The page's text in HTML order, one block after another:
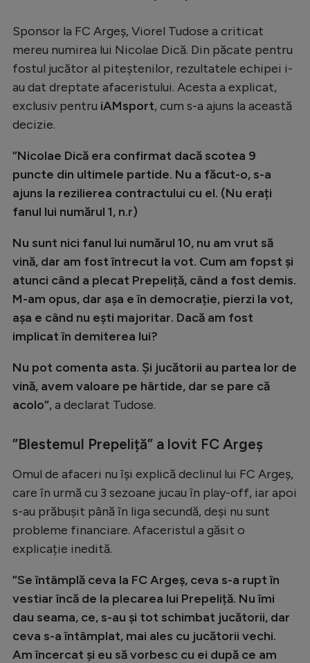
Clasamente
Tenis
Natație
Formula 1
Gimnastică
Rugby
Ciclism
Alte sporturi
JO 2024
JO 2026
Intră în cont
Creează cont
Sponsor la FC Argeș, Viorel Tudose a criticat
mereu numirea lui Nicolae Dică. Din păcate pentru
fostul jucător al piteștenilor, rezultatele echipei i-
au dat dreptate afaceristului. Acesta a explicat,
exclusiv pentru iAMsport, cum s-a ajuns la această
decizie.
”Nicolae Dică era confirmat dacă scotea 9
puncte din ultimele partide. Nu a făcut-o, s-a
ajuns la rezilierea contractului cu el. (Nu erați
fanul lui numărul 1, n.r)
Nu sunt nici fanul lui numărul 10, nu am vrut să
vină, dar am fost întrecut la vot. Cum am fopst și
atunci când a plecat Prepeliță, când a fost demis.
M-am opus, dar așa e în democrație, pierzi la vot,
așa e când nu ești majoritar. Dacă am fost
implicat în demiterea lui?
Nu pot comenta asta. Și jucătorii au partea lor de
vină, avem valoare pe hârtide, dar se pare că
acolo”, a declarat Tudose.
”Blestemul Prepeliță” a lovit FC Argeș
Omul de afaceri nu își explică declinul lui FC Argeș,
care în urmă cu 3 sezoane jucau în play-off, iar apoi
s-au prăbușit până în liga secundă, deși nu sunt
probleme financiare. Afaceristul a găsit o
explicație inedită.
”Se întâmplă ceva la FC Argeș, ceva s-a rupt în
vestiar încă de la plecarea lui Prepeliță. Nu îmi
dau seama, ce, s-au și tot schimbat jucătorii, dar
ceva s-a întâmplat, mai ales cu jucătorii vechi.
Am încercat și eu să vorbesc cu ei după ce am